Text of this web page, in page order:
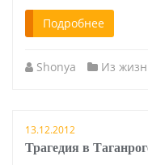
Подробнее
Shonya Из
13.12.2012
Трагедия в